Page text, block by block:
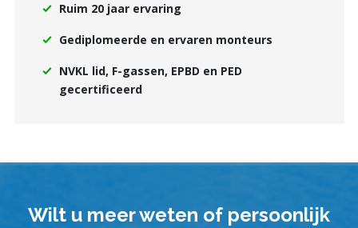
Ruim 20 jaar ervaring
Gediplomeerde en ervaren monteurs
NVKL lid, F-gassen, EPBD en PED
gecertificeerd
Wilt u meer weten of persoonlijk